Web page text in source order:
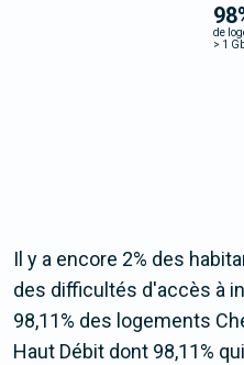
98
de
> 1
Il y a encore 2% des
des difficultés d'accès à
98,11% des logements
Haut Débit dont 98,11%